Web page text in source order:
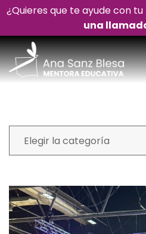
¿Quieres que te ayude con
una